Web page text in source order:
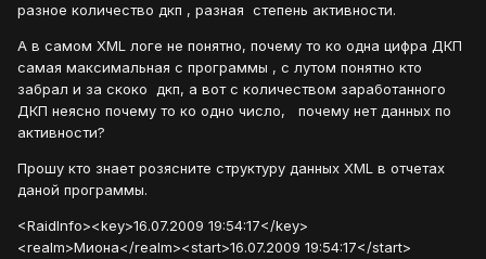
разное количество дкп , разная степень активности.
А в самом XML логе не понятно, почему то ко одна цифра ДКП
самая максимальная с программы , с лутом понятно кто
забрал и за скоко дкп, а вот с количеством заработанного
ДКП неясно почему то ко одно число, почему нет данных по
активности?
Прошу кто знает розясните структуру данных XML в отчетах
даной программы.
<RaidInfo><key>16.07.2009 19:54:17</key>
<realm>Миона</realm><start>16.07.2009 19:54:17</start>